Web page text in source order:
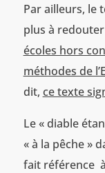
Par ailleurs, le
plus à
écoles hors
méthodes de
dit, ce texte
Le « diable
« à la pêche »
fait référence